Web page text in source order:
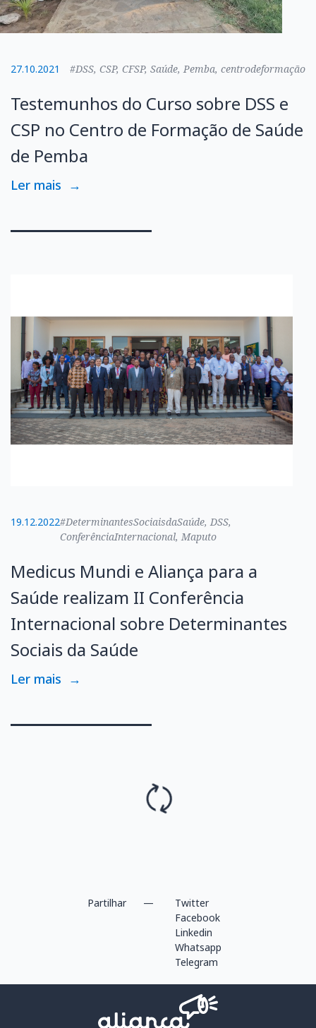
27.10.2021 #DSS, CSP, CFSP, Saúde, Pemba, centrodeformação
Testemunhos do Curso sobre DSS e
CSP no Centro de Formação de Saúde
de Pemba
Ler mais →
19.12.2022#DeterminantesSociaisdaSaúde, DSS,
ConferênciaInternacional, Maputo
Medicus Mundi e Aliança para a
Saúde realizam II Conferência
Internacional sobre Determinantes
Sociais da Saúde
Ler mais →
Partilhar